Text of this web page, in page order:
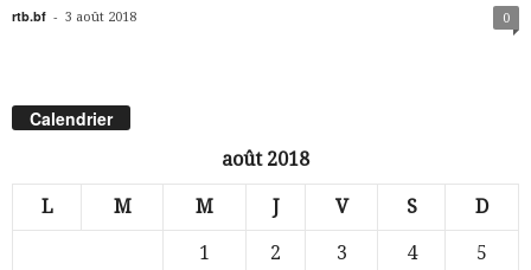
rtb.bf - 3 août 2018 0
Calendrier
août 2018
L M M J V S D
1 2 3 4
5